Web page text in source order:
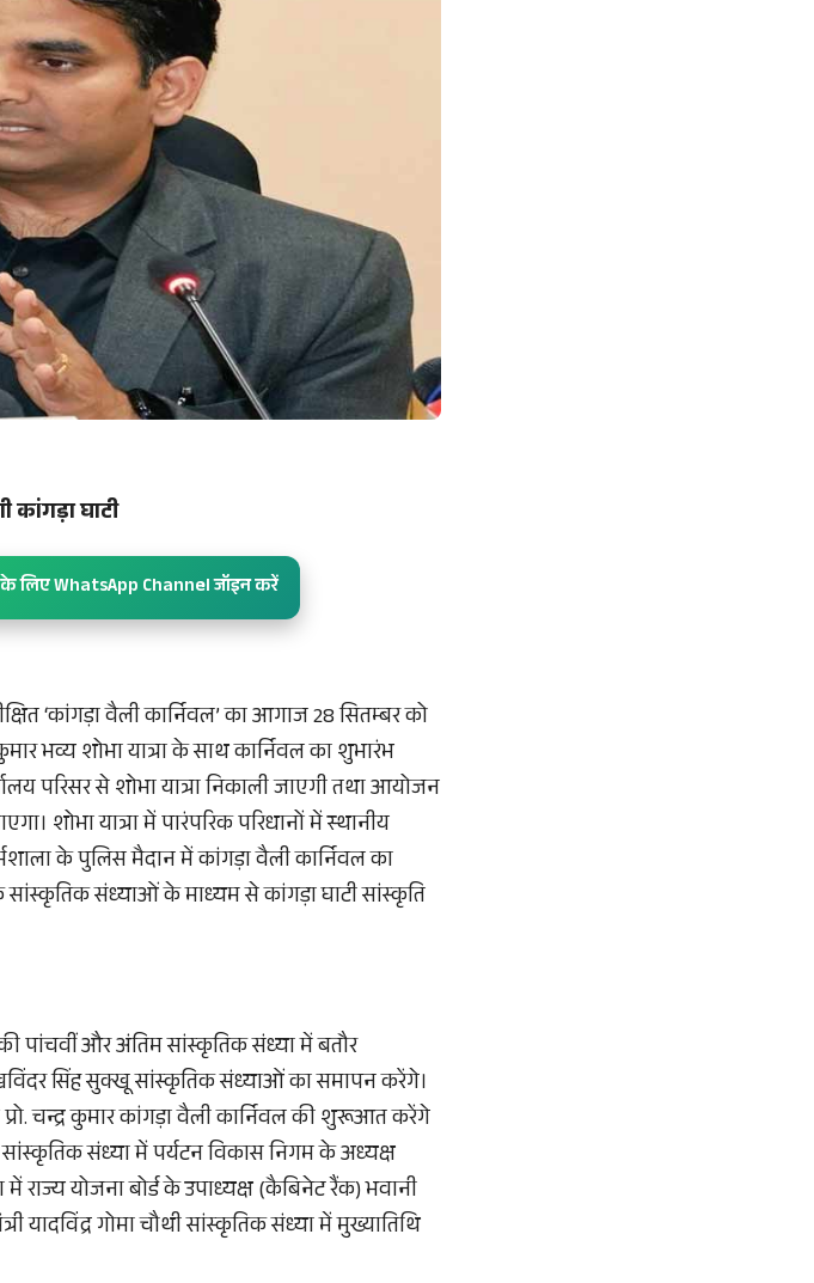
कांगड़ा घाटी
लिए WhatsApp Channel जॉइन करें
‘कांगड़ा वैली कार्निवल’ का आगाज 28 सितम्बर को
भव्य शोभा यात्रा के साथ कार्निवल का शुभारंभ
परिसर से शोभा यात्रा निकाली जाएगी तथा आयोजन
शोभा यात्रा में पारंपरिक परिधानों में स्थानीय
के पुलिस मैदान में कांगड़ा वैली कार्निवल का
संध्याओं के माध्यम से कांगड़ा घाटी सांस्कृति
पांचवीं और अंतिम सांस्कृतिक संध्या में बतौर
सिंह सुक्खू सांस्कृतिक संध्याओं का समापन करेंगे।
चन्द्र कुमार कांगड़ा वैली कार्निवल की शुरूआत करेंगे
संध्या में पर्यटन विकास निगम के अध्यक्ष
राज्य योजना बोर्ड के उपाध्यक्ष (कैबिनेट रैंक) भवानी
यादविंद्र गोमा चौथी सांस्कृतिक संध्या में मुख्यातिथि